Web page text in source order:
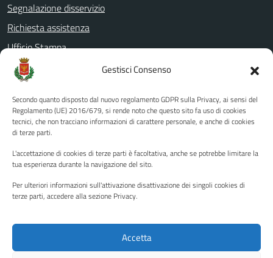
Gestisci Consenso
Secondo quanto disposto dal nuovo regolamento GDPR sulla Privacy, ai sensi del
Regolamento (UE) 2016/679, si rende noto che questo sito fa uso di cookies
tecnici, che non tracciano informazioni di carattere personale, e anche di cookies
di terze parti.
L'accettazione di cookies di terze parti è facoltativa, anche se potrebbe limitare la
tua esperienza durante la navigazione del sito.
Per ulteriori informazioni sull'attivazione disattivazione dei singoli cookies di
terze parti, accedere alla sezione Privacy.
Accetta
Segnalazione disservizio
Richiesta assistenza
Ufficio Stampa
Amministrazione Trasparente
Albo pretorio
Informativa privacy
Note legali
Piano di miglioramento del sito
Instagram